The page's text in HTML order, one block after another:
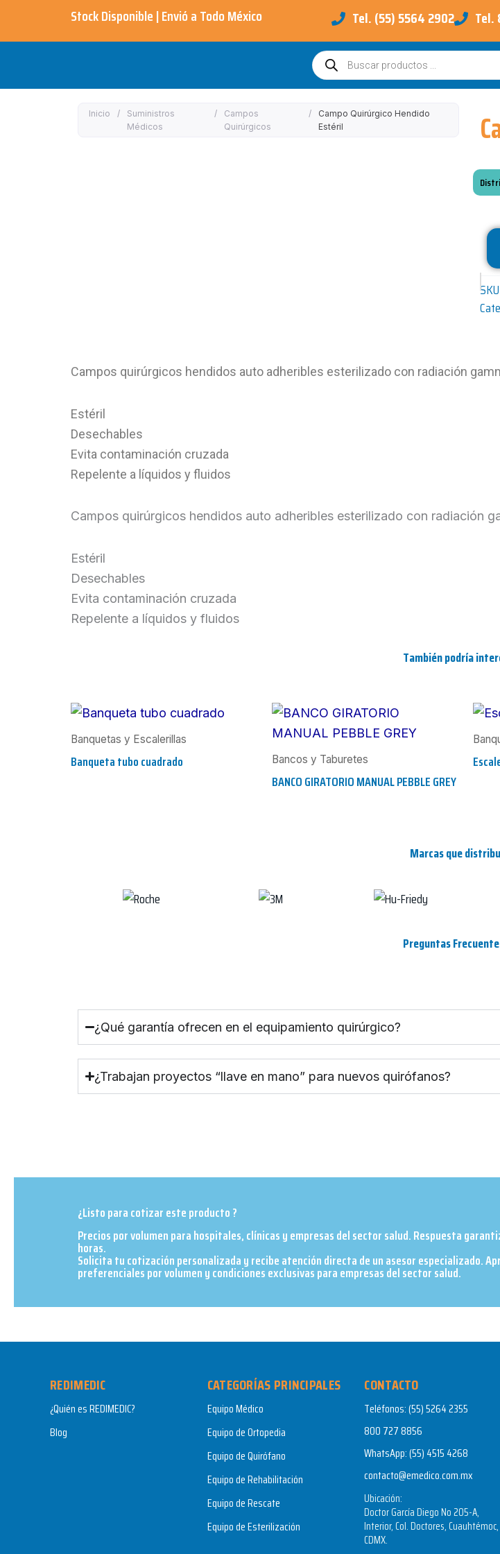
Stock Disponible | Envió a Todo México​ Tel. (55) 5564 2902 Tel.
Búsqueda
de
productos
Inicio /
Suministros
Médicos
/
Campos
Quirúrgicos
/
Campo Quirúrgico Hendido
Estéril
SKU
Campos quirúrgicos hendidos auto adheribles esterilizado con radiación
Estéril
Desechables
Evita contaminación cruzada
Repelente a líquidos y fluidos
Campos quirúrgicos hendidos auto adheribles esterilizado con radiación
Estéril
Desechables
Evita contaminación cruzada
Repelente a líquidos y fluidos
También podría
Banquetas y Escalerillas
Banqueta tubo cuadrado Bancos y Taburetes
BANCO GIRATORIO MANUAL PEBBLE GREY
Marcas que
Preguntas
¿Qué garantía ofrecen en el equipamiento quirúrgico?
¿Trabajan proyectos “llave en mano” para nuevos quirófanos?
¿Listo para cotizar este producto ?
Precios por volumen para hospitales, clínicas y empresas del sector salud. Respuesta
horas.
Solicita tu cotización personalizada y recibe atención directa de un asesor especializado.
preferenciales por volumen y condiciones exclusivas para empresas del sector salud.​
REDIMEDIC
¿Quién es REDIMEDIC?
Blog
CATEGORÍAS PRINCIPALES
Equipo Médico
Equipo de Ortopedia
Equipo de Quirófano
Equipo de Rehabilitación
Equipo de Rescate
Equipo de Esterilización
CONTACTO
Teléfonos:(55) 5264 2355
800 727 8856
WhatsApp:(55) 4515 4268
contacto@emedico.com.mx
Ubicación:
Doctor García Diego No 205-A,
Interior, Col. Doctores, Cuauhtémoc,
CDMX.